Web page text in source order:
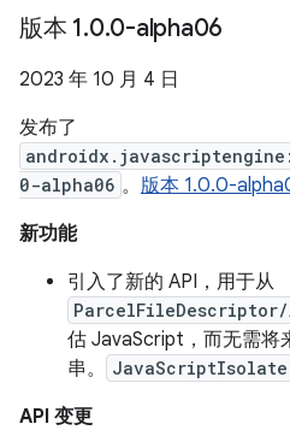
版本 1.0.0-alpha06
2023 年 10 月 4 日
发布了
0-alpha06 。 版本 1.0.0-
新功能
引入了新的 API，用于从
估 JavaScript，而无需将
串。
JavaScriptIsolate
API 变更